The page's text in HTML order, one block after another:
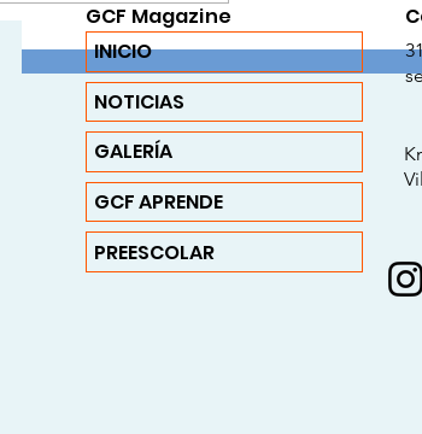
"Don't Be a Punk, Place Your
Junk". Cuando la comunidad
GCF se convierte en guardiana
del medio ambiente.
GCF Magazine
INICIO
NOTICIAS
GALERÍA
GCF APRENDE
PREESCOLAR